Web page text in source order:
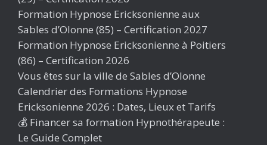
Formation Hypnose Ericksonienne aux
Sables d’Olonne (85) – Certification 2027
Formation Hypnose Ericksonienne à Poitiers
(86) – Certification 2026
Vous êtes sur la ville de Sables d’Olonne
Calendrier des Formations Hypnose
Ericksonienne 2026 : Dates, Lieux et Tarifs
💰 Financer sa formation Hypnothérapeute :
Le Guide Complet